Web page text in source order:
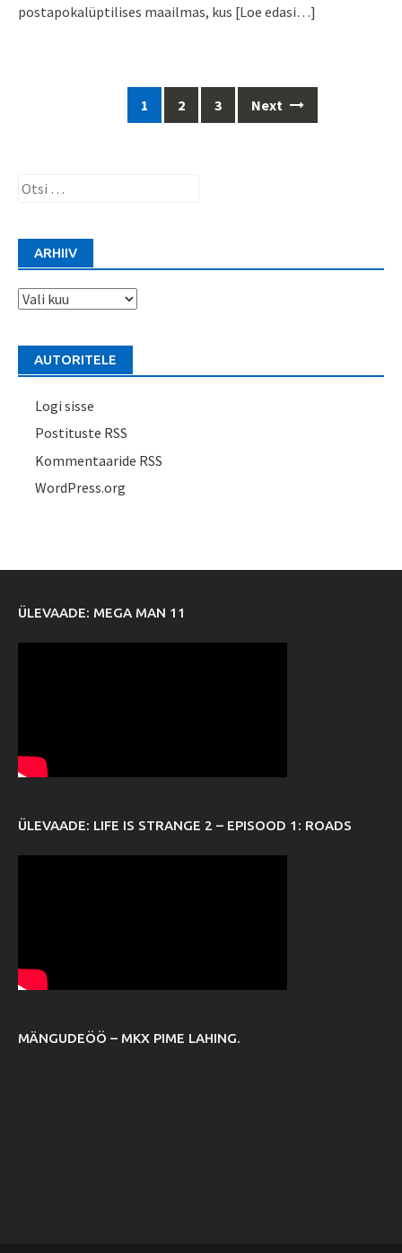
postapokalüptilises maailmas, kus [Loe edasi…]
1 2 3 Next
Otsi:
ARHIIV
Arhiiv
AUTORITELE
Logi sisse
Postituste RSS
Kommentaaride RSS
WordPress.org
ÜLEVAADE: MEGA MAN 11
ÜLEVAADE: LIFE IS STRANGE 2 – EPISOOD 1: ROADS
MÄNGUDEÖÖ – MKX PIME LAHING.